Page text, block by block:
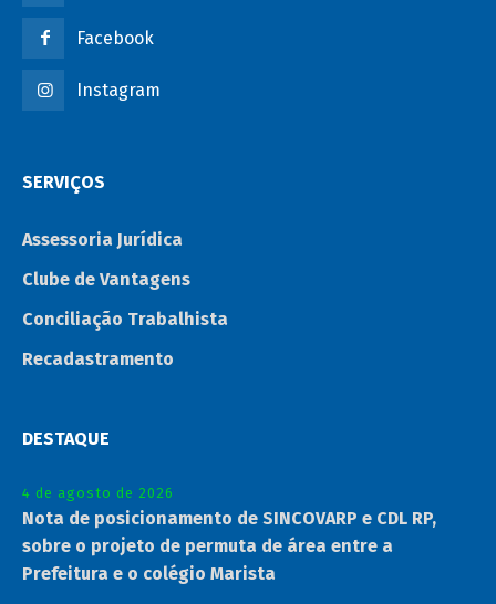
Facebook
Instagram
SERVIÇOS
Assessoria Jurídica
Clube de Vantagens
Conciliação Trabalhista
Recadastramento
DESTAQUE
4 de agosto de 2026
Nota de posicionamento de SINCOVARP e CDL RP,
sobre o projeto de permuta de área entre a
Prefeitura e o colégio Marista